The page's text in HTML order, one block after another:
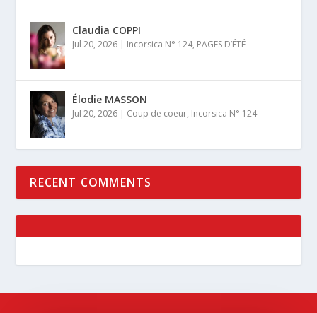
Claudia COPPI
Jul 20, 2026 | Incorsica N° 124, PAGES D’ÉTÉ
Élodie MASSON
Jul 20, 2026 | Coup de coeur, Incorsica N° 124
RECENT COMMENTS